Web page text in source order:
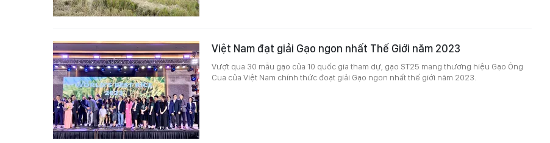
Việt Nam đạt giải Gạo ngon nhất Thế Giới năm 2023
Vượt qua 30 mẫu gạo của 10 quốc gia tham dự, gạo ST25 mang thương hiệu Gạo Ông
Cua của Việt Nam chính thức đoạt giải Gạo ngon nhất thế giới năm 2023.